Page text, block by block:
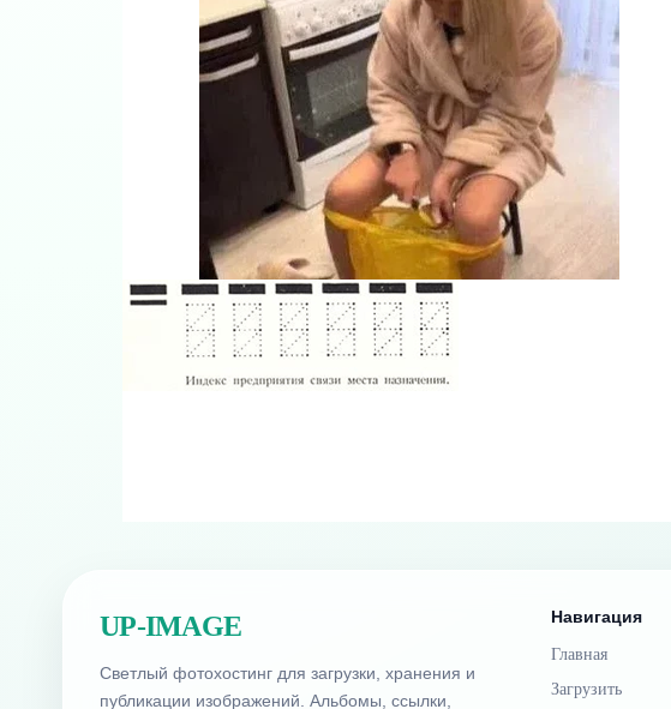
UP-IMAGE
Светлый фотохостинг для загрузки, хранения и
публикации изображений. Альбомы, ссылки,
Навигация
Главная
Загрузить